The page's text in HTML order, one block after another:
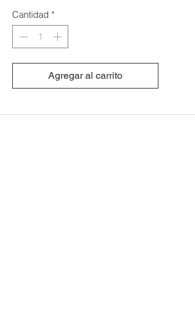
Cantidad *
Agregar al carrito